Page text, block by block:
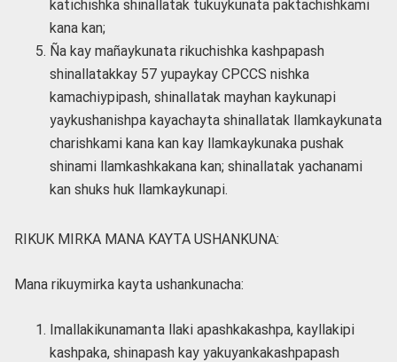
katichishka shinallatak tukuykunata paktachishkami
kana kan;
Ña kay mañaykunata rikuchishka kashpapash
shinallatakkay 57 yupaykay CPCCS nishka
kamachiypipash, shinallatak mayhan kaykunapi
yaykushanishpa kayachayta shinallatak llamkaykunata
charishkami kana kan kay llamkaykunaka pushak
shinami llamkashkakana kan; shinallatak yachanami
kan shuks huk llamkaykunapi.
RIKUK MIRKA MANA KAYTA USHANKUNA:
Mana rikuymirka kayta ushankunacha:
Imallakikunamanta llaki apashkakashpa, kayllakipi
kashpaka, shinapash kay yakuyankakashpapash